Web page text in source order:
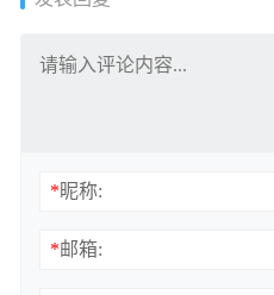
*昵称:
*邮箱: